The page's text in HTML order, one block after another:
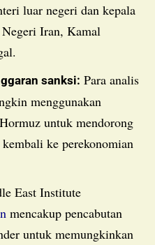
luar negeri dan kepala
Iran, Kamal
sanksi: Para analis
menggunakan
untuk mendorong
ke perekonomian
East Institute
mencakup pencabutan
untuk memungkinkan